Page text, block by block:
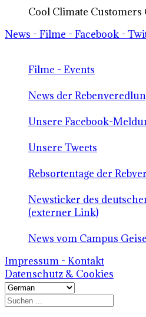
Cool Climate Customers
News - Filme - Facebook -
Filme - Events
News der
Unsere Facebook-
Unsere Tweets
Rebsortentage der
Newsticker des
(externer Link)
News vom Campus
Impressum - Kontakt
Datenschutz & Cookies